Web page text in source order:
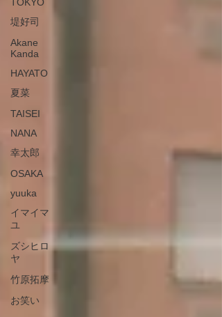
堤好司
Akane
Kanda
HAYATO
夏菜
TAISEI
NANA
幸太郎
OSAKA
yuuka
イマイマ
ユ
ズシヒロ
ヤ
竹原拓摩
お笑い